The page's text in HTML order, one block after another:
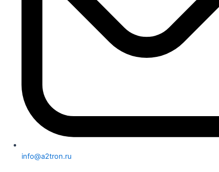
info@a2tron.ru